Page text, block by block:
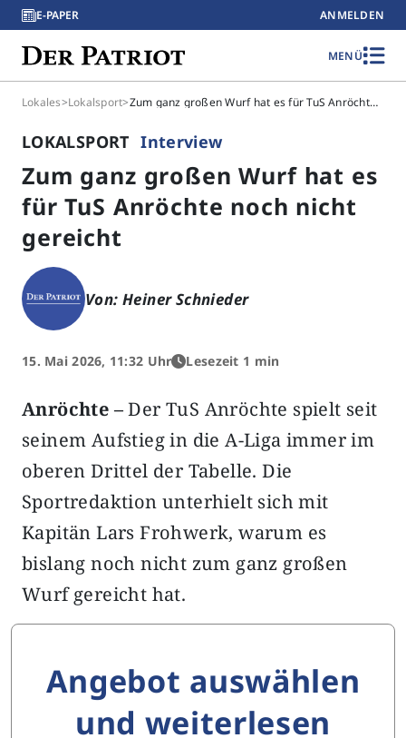
E-PAPER ANMELDEN
MENÜ
Lokales>Lokalsport> Zum ganz großen Wurf hat es für TuS Anröchte noch nicht gereicht
LOKALSPORT Interview
Zum ganz großen Wurf hat es
für TuS Anröchte noch nicht
gereicht
Von: Heiner Schnieder
15. Mai 2026, 11:32 Uhr Lesezeit 1 min
Anröchte –Der TuS Anröchte spielt seit
seinem Aufstieg in die A-Liga immer im
oberen Drittel der Tabelle. Die
Sportredaktion unterhielt sich mit
Kapitän Lars Frohwerk, warum es
bislang noch nicht zum ganz großen
Wurf gereicht hat.
Angebot auswählen
und weiterlesen